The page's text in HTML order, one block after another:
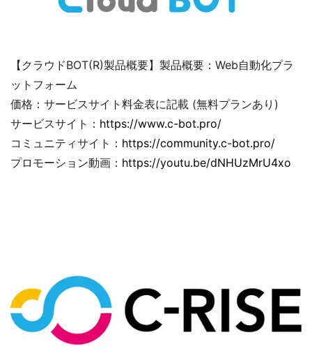
【クラウドBOT(R)製品概要】製品概要：Web自動化プラ
ットフォーム
価格：サービスサイト料金表に記載 (無料プランあり)
サービスサイト： https://www.c-bot.pro/
コミュニティサイト： https://community.c-bot.pro/
プロモーション動画： https://youtu.be/dNHUzMrU4xo